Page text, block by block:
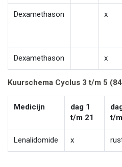
Dexamethason x
Dexamethason x
Kuurschema Cyclus 3 t/m 5
Medicijn
dag 1
t/m 21
t/
Lenalidomide x